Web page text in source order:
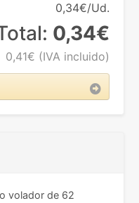
0,34€/Ud.
0,34€
0,41€ (IVA incluido)
volador de 62